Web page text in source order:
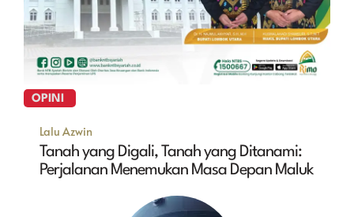
OPINI
Lalu Azwin
Tanah yang Digali, Tanah yang Ditanami:
Perjalanan Menemukan Masa Depan Maluk